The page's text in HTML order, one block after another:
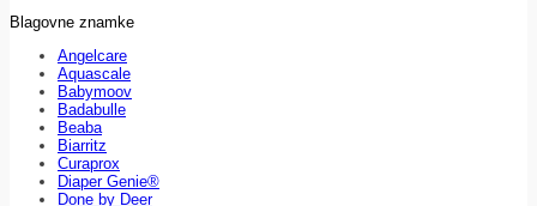
Blagovne znamke
Angelcare
Aquascale
Babymoov
Badabulle
Beaba
Biarritz
Curaprox
Diaper Genie®
Done by Deer